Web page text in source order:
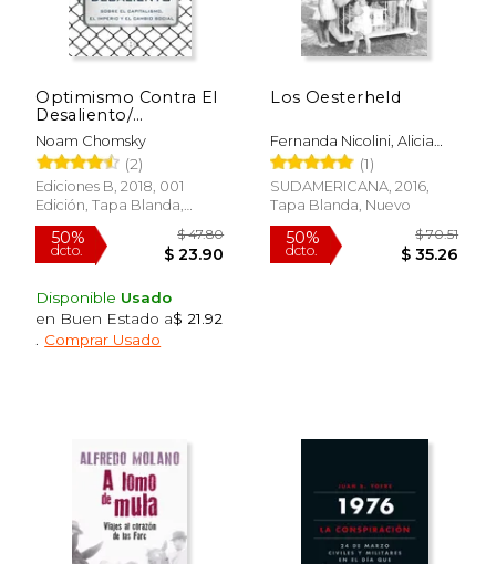
50%
dcto.
40%
dcto.
Optimismo Contra El
Desaliento/
Optimism Over
Despair: On
Capitalism, Empire,
and Social Change
Noam Chomsky
(2)
Ediciones B, 2018, 001
Edición, Tapa Blanda,
Nuevo
Disponible Usado
en Buen Estado a$ 21.92
Comprar Usado
Los Oesterheld
Fernanda Nicolini, Alicia
Beltrami
(1)
SUDAMERICANA, 2016,
Tapa Blanda, Nuevo